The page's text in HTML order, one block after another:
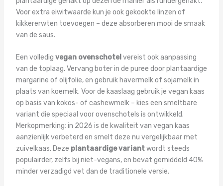
Voor extra eiwitwaarde kun je ook gekookte linzen of
kikkererwten toevoegen – deze absorberen mooi de smaak
van de saus.
Een volledig vegan ovenschotel vereist ook aanpassing
van de toplaag. Vervang boter in de puree door plantaardige
margarine of olijfolie, en gebruik havermelk of sojamelk in
plaats van koemelk. Voor de kaaslaag gebruik je vegan kaas
op basis van kokos- of cashewmelk – kies een smeltbare
variant die speciaal voor ovenschotels is ontwikkeld.
Merkopmerking: in 2026 is de kwaliteit van vegan kaas
aanzienlijk verbeterd en smelt deze nu vergelijkbaar met
zuivelkaas. Deze plantaardige variantwordt steeds
populairder, zelfs bij niet-vegans, en bevat gemiddeld 40%
minder verzadigd vet dan de traditionele versie.